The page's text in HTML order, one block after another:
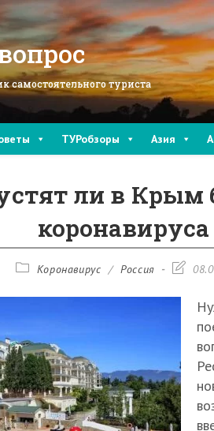
самостоятельного туриста
ТУРобзоры Азия
ли в Крым
коронавируса
РубрикаКоронавирус / Россия
Запись